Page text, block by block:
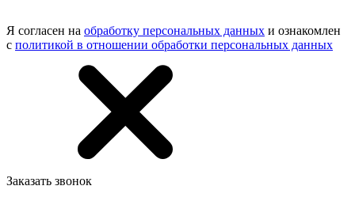
Я согласен на обработку персональных данных и ознакомлен
с политикой в отношении обработки персональных данных
Заказать звонок